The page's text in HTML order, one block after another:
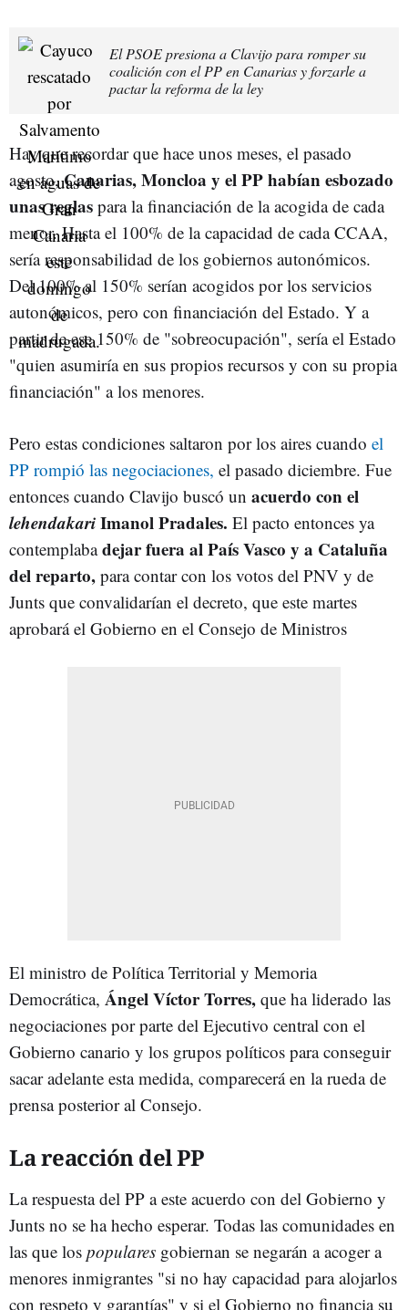
El PSOE presiona a Clavijo para romper su
coalición con el PP en Canarias y forzarle a
pactar la reforma de la ley
Hay que recordar que hace unos meses, el pasado
agosto,Canarias, Moncloa y el PP habían esbozado
unas reglas para la financiación de la acogida de cada
menor. Hasta el 100% de la capacidad de cada CCAA,
sería responsabilidad de los gobiernos autonómicos.
Del 100% al 150% serían acogidos por los servicios
autonómicos, pero con financiación del Estado. Y a
partir de ese 150% de "sobreocupación", sería el Estado
"quien asumiría en sus propios recursos y con su propia
financiación" a los menores.
Pero estas condiciones saltaron por los aires cuando el
PP rompió las negociaciones, el pasado diciembre. Fue
entonces cuando Clavijo buscó un acuerdo con el
lehendakariImanol Pradales. El pacto entonces ya
contemplabadejar fuera al País Vasco y a Cataluña
del reparto, para contar con los votos del PNV y de
Junts que convalidarían el decreto, que este martes
aprobará el Gobierno en el Consejo de Ministros
El ministro de Política Territorial y Memoria
Democrática, Ángel Víctor Torres, que ha liderado las
negociaciones por parte del Ejecutivo central con el
Gobierno canario y los grupos políticos para conseguir
sacar adelante esta medida, comparecerá en la rueda de
prensa posterior al Consejo.
La reacción del PP
La respuesta del PP a este acuerdo con del Gobierno y
Junts no se ha hecho esperar. Todas las comunidades en
las que los populares gobiernan se negarán a acoger a
menores inmigrantes "si no hay capacidad para alojarlos
con respeto y garantías" y si el Gobierno no financia su